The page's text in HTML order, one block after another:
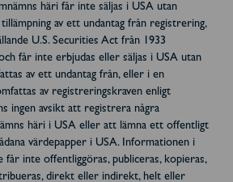
häri får inte säljas i USA utan
av ett undantag från registrering,
U.S. Securities Act från 1933
får inte erbjudas eller säljas i USA utan
av ett undantag från, eller i en
av registreringskraven enligt
ingen avsikt att registrera några
häri i USA eller att lämna ett offentligt
värdepapper i USA. Informationen i
får inte offentliggöras, publiceras, kopieras,
direkt eller indirekt, helt eller